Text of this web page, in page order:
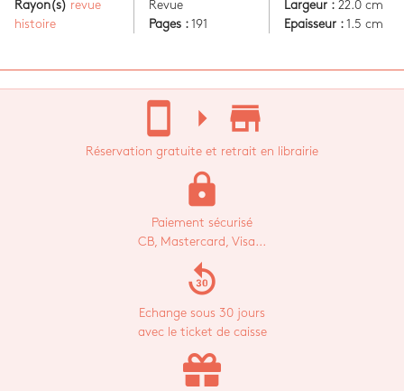
Rayon(s) revue
histoire
Revue
Pages : 191
Largeur :22.0 cm
Epaisseur :1.5 cm
stay_current_portrait arrow_right store_mall_directory
Réservation gratuite et retrait en librairie
lock
Paiement sécurisé
CB, Mastercard, Visa...
replay_30
Echange sous 30 jours
avec le ticket de caisse